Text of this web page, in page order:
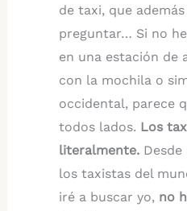
de taxi, que
preguntar… Si no
en una estación de
con la mochila o
occidental, parece
todos lados. Los
literalmente.Desde
los taxistas del
iré a buscar yo, no